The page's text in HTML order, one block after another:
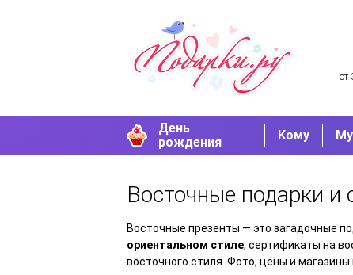
от
День
рождения
Кому
Восточные подарки и
Восточные презенты — это загадочные
ориентальном стиле, сертификаты на
восточного стиля. Фото, цены и